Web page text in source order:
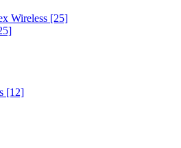
Wireless [25]
[12]